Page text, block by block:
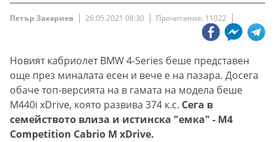
Петър Захариев 26.05.2021 08:30 Прочитания: 11022
Новият кабриолет BMW 4-Series беше представен
още през миналата есен и вече е на пазара. Досега
обаче топ-версията на в гамата на модела беше
M440i xDrive, която развива 374 к.с. Сега в
семейството влиза и истинска "емка" - M4
Competition Cabrio M xDrive.